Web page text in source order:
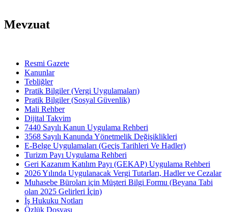
Mevzuat
Resmi Gazete
Kanunlar
Tebliğler
Pratik Bilgiler (Vergi Uygulamaları)
Pratik Bilgiler (Sosyal Güvenlik)
Mali Rehber
Dijital Takvim
7440 Sayılı Kanun Uygulama Rehberi
3568 Sayılı Kanunda Yönetmelik Değişiklikleri
E-Belge Uygulamaları (Geçiş Tarihleri Ve Hadler)
Turizm Payı Uygulama Rehberi
Geri Kazanım Katılım Payı (GEKAP) Uygulama Rehberi
2026 Yılında Uygulanacak Vergi Tutarları, Hadler ve Cezalar
Muhasebe Büroları için Müşteri Bilgi Formu (Beyana Tabi
olan 2025 Gelirleri İçin)
İş Hukuku Notları
Özlük Dosyası